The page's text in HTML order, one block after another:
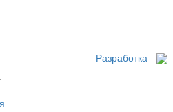
Разработка -